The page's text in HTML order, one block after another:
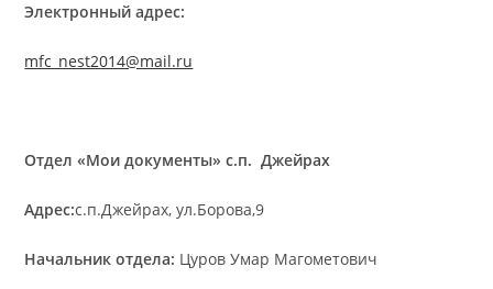
Электронный адрес:
mfc_nest2014@mail.ru
Отдел «Мои документы» с.п. Джейрах
Адрес:с.п.Джейрах, ул.Борова,9
Начальник отдела: Цуров Умар Магометович